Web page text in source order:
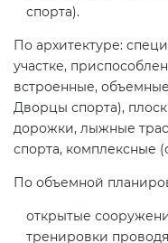
спорта).
По архитектуре:
участке,
встроенные,
Дворцы спорта),
дорожки, лыжные
спорта, комплексные
По объемной
открытые
тренировки
Декларирование
совместимости (ТР
Сертификация
(ТР ТС 007)
Сертификация